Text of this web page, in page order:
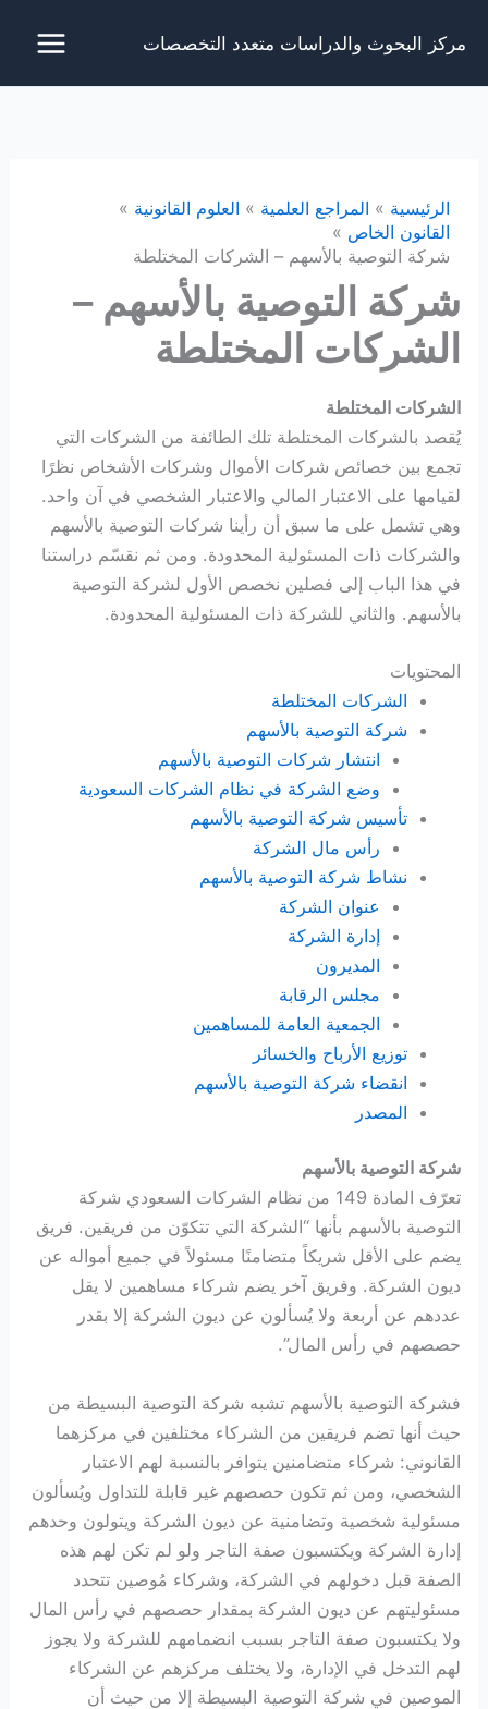
مركز البحوث والدراسات متعدد التخصصات
الرئيسية المراجع العلمية
العلوم القانونية
القانون الخاص
شركة التوصية بالأسهم – الشركات المختلطة
شركة التوصية بالأسهم –
الشركات المختلطة
الشركات المختلطة
يُقصد بالشركات المختلطة تلك الطائفة من الشركات التي
تجمع بين خصائص شركات الأموال وشركات الأشخاص نظرًا
لقيامها على الاعتبار المالي والاعتبار الشخصي في آن واحد.
وهي تشمل على ما سبق أن رأينا شركات التوصية بالأسهم
والشركات ذات المسئولية المحدودة. ومن ثم نقسّم دراستنا
في هذا الباب إلى فصلين نخصص الأول لشركة التوصية
بالأسهم. والثاني للشركة ذات المسئولية المحدودة.
المحتويات
الشركات المختلطة
شركة التوصية بالأسهم
انتشار شركات التوصية بالأسهم
وضع الشركة في نظام الشركات السعودية
تأسيس شركة التوصية بالأسهم
رأس مال الشركة
نشاط شركة التوصية بالأسهم
عنوان الشركة
إدارة الشركة
المديرون
مجلس الرقابة
الجمعية العامة للمساهمين
توزيع الأرباح والخسائر
انقضاء شركة التوصية بالأسهم
المصدر
شركة التوصية بالأسهم
تعرّف المادة 149 من نظام الشركات السعودي شركة
التوصية بالأسهم بأنها “الشركة التي تتكوّن من فريقين. فريق
يضم على الأقل شريكاً متضامنًا مسئولاً في جميع أمواله عن
ديون الشركة. وفريق آخر يضم شركاء مساهمين لا يقل
عددهم عن أربعة ولا يُسألون عن ديون الشركة إلا بقدر
حصصهم في رأس المال”.
فشركة التوصية بالأسهم تشبه شركة التوصية البسيطة من
حيث أنها تضم فريقين من الشركاء مختلفين في مركزهما
القانوني: شركاء متضامنين يتوافر بالنسبة لهم الاعتبار
الشخصي، ومن ثم تكون حصصهم غير قابلة للتداول ويُسألون
مسئولية شخصية وتضامنية عن ديون الشركة ويتولون وحدهم
إدارة الشركة ويكتسبون صفة التاجر ولو لم تكن لهم هذه
الصفة قبل دخولهم في الشركة، وشركاء مُوصين تتحدد
مسئوليتهم عن ديون الشركة بمقدار حصصهم في رأس المال
ولا يكتسبون صفة التاجر بسبب انضمامهم للشركة ولا يجوز
لهم التدخل في الإدارة، ولا يختلف مركزهم عن الشركاء
الموصين في شركة التوصية البسيطة إلا من حيث أن